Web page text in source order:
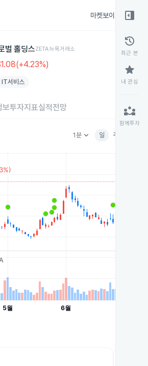
마켓보이스
벌 홀딩스ZETA뉴욕거래소
IT서비스
보투자지표실적전망
1분keyboard_arrow_down 일 주
right_panel_open
history
최근 본
star
내 관심
partner_exchange
함께투자